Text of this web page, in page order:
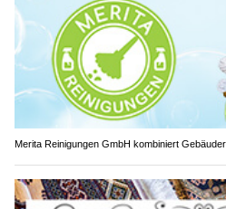
Merita Reinigungen GmbH kombiniert